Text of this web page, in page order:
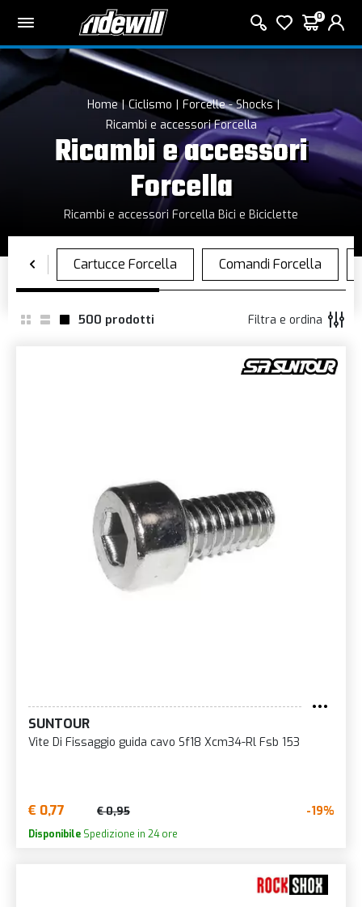
0
Home Ciclismo
Forcelle - Shocks
Ricambi e accessori Forcella
Ricambi e accessori
Forcella
Ricambi e accessori Forcella Bici e Biciclette
500 prodotti Filtra e ordina
SUNTOUR
Vite Di Fissaggio guida cavo Sf18 Xcm34-Rl Fsb 153
€ 0,77 € 0,95 -19%
Disponibile Spedizione in 24 ore